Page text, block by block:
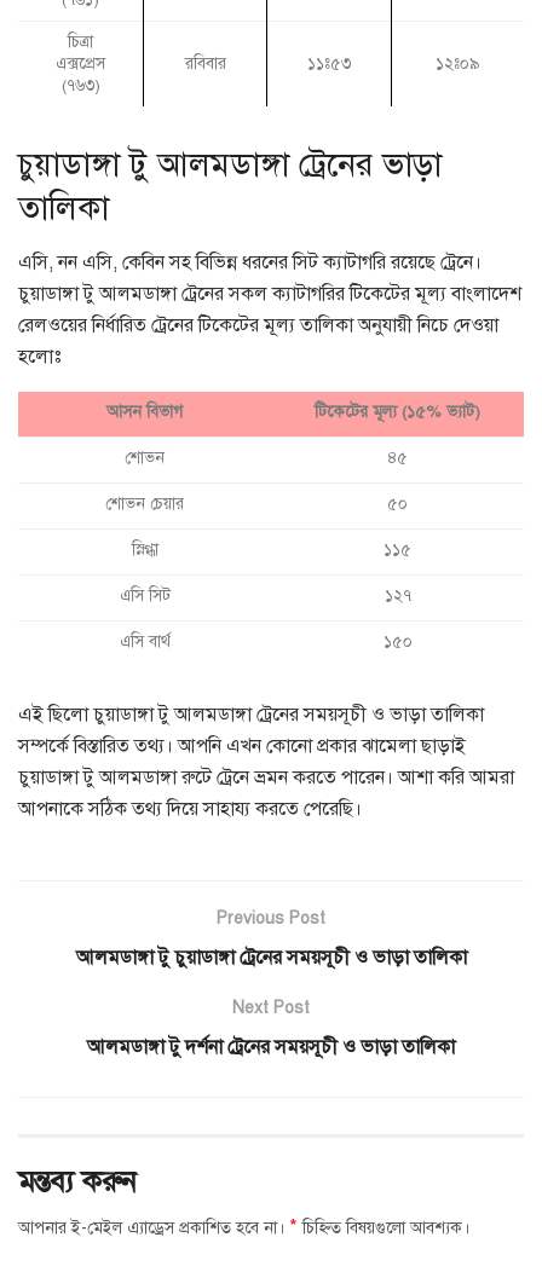
চিত্রা
এক্সপ্রেস
(৭৬৩)
রবিবার ১১ঃ৫৩ ১২ঃ০৯
চুয়াডাঙ্গা টু আলমডাঙ্গা ট্রেনের ভাড়া
তালিকা
এসি, নন এসি, কেবিন সহ বিভিন্ন ধরনের সিট ক্যাটাগরি রয়েছে ট্রেনে।
চুয়াডাঙ্গা টু আলমডাঙ্গা ট্রেনের সকল ক্যাটাগরির টিকেটের মূল্য বাংলাদেশ
রেলওয়ের নির্ধারিত ট্রেনের টিকেটের মূল্য তালিকা অনুযায়ী নিচে দেওয়া
হলোঃ
আসন বিভাগ টিকেটের মূল্য (১৫% ভ্যাট)
শোভন ৪৫
শোভন চেয়ার ৫০
স্নিগ্ধা ১১৫
এসি সিট ১২৭
এসি বার্থ ১৫০
এই ছিলো চুয়াডাঙ্গা টু আলমডাঙ্গা ট্রেনের সময়সূচী ও ভাড়া তালিকা
সম্পর্কে বিস্তারিত তথ্য। আপনি এখন কোনো প্রকার ঝামেলা ছাড়াই
চুয়াডাঙ্গা টু আলমডাঙ্গা রুটে ট্রেনে ভ্রমন করতে পারেন। আশা করি আমরা
আপনাকে সঠিক তথ্য দিয়ে সাহায্য করতে পেরেছি।
Previous Post
আলমডাঙ্গা টু চুয়াডাঙ্গা ট্রেনের সময়সূচী ও ভাড়া তালিকা
Next Post
আলমডাঙ্গা টু দর্শনা ট্রেনের সময়সূচী ও ভাড়া তালিকা
মন্তব্য করুন
আপনার ই-মেইল এ্যাড্রেস প্রকাশিত হবে না। * চিহ্নিত বিষয়গুলো আবশ্যক।